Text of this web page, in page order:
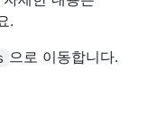
.
으로 이동합니다.